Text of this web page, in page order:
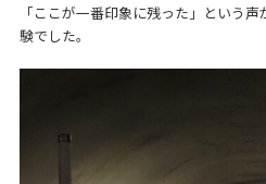
「ここが一番印象に残った」という
験でした。